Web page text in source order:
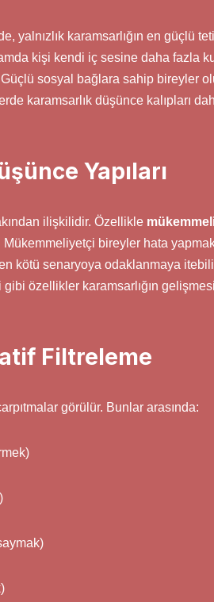
yalnızlık karamsarlığın en güçlü
kişi kendi iç sesine daha fazla
sosyal bağlara sahip bireyler
karamsarlık düşünce kalıpları
Yapıları
ilişkilidir. Özellikle
bireyler hata
kötü senaryoya odaklanmaya
özellikler karamsarlığın
Filtreleme
görülür. Bunlar arasında: